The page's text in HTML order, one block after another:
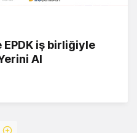
EPDK iş birliğiyle
Al